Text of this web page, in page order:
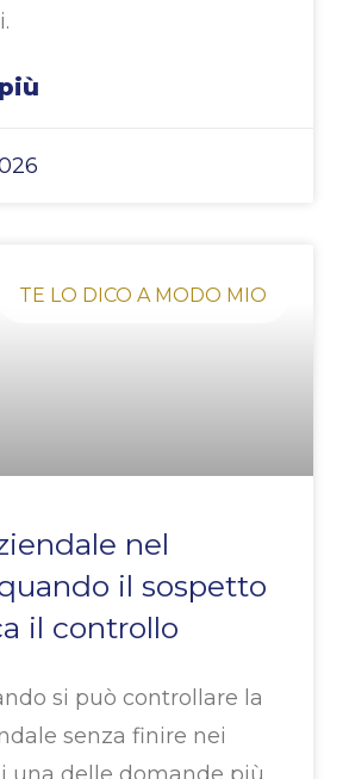
TE LO DICO A MODO MIO
nel
il sospetto
il controllo
si può controllare la
senza finire nei